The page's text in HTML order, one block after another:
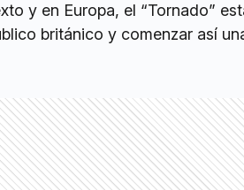
y en Europa, el “Tornado”
británico y comenzar así